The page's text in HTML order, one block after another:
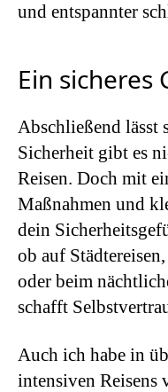
und entspannter
Ein sicheres
Abschließend lässt
Sicherheit gibt es
Reisen. Doch mit
Maßnahmen und
dein
ob auf
oder beim
schafft
Auch ich habe in
intensiven Reisens